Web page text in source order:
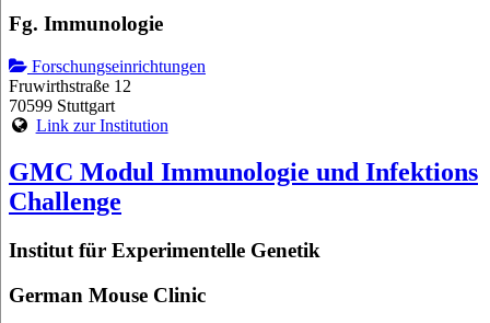
Fg. Immunologie
Forschungseinrichtungen
Fruwirthstraße 12
70599 Stuttgart
Link zur Institution
GMC Modul Immunologie und Infektions
Challenge
Institut für Experimentelle Genetik
German Mouse Clinic